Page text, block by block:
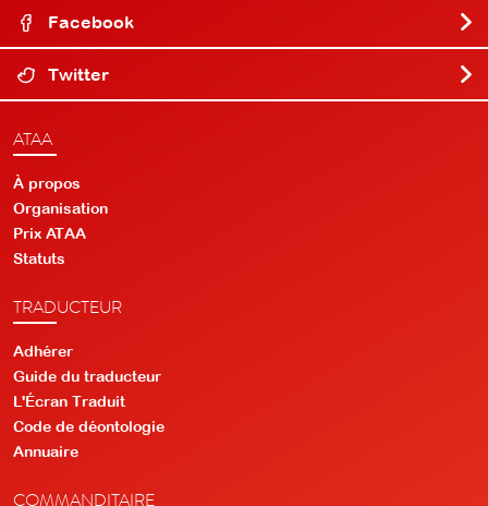
Facebook
Twitter
ATAA
À propos
Organisation
Prix ATAA
Statuts
TRADUCTEUR
Adhérer
Guide du traducteur
L'Écran Traduit
Code de déontologie
Annuaire
COMMANDITAIRE